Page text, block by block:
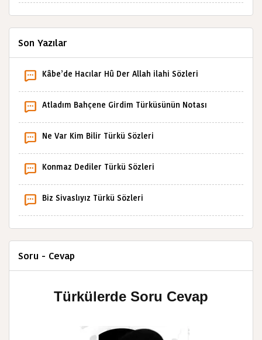
Son Yazılar
Kâbe’de Hacılar Hû Der Allah ilahi Sözleri
Atladım Bahçene Girdim Türküsünün Notası
Ne Var Kim Bilir Türkü Sözleri
Konmaz Dediler Türkü Sözleri
Biz Sivaslıyız Türkü Sözleri
Soru - Cevap
Türkülerde Soru Cevap